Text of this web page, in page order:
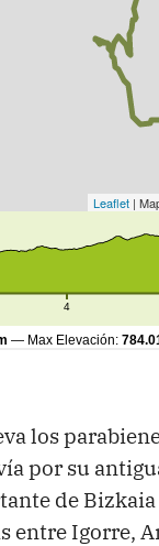
los
por su
de
entre Igorre,